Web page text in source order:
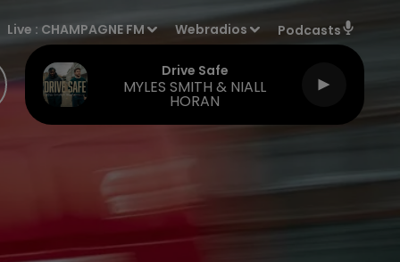
Live : CHAMPAGNE FM Webradios Podcasts
Drive Safe
MYLES SMITH & NIALL
HORAN